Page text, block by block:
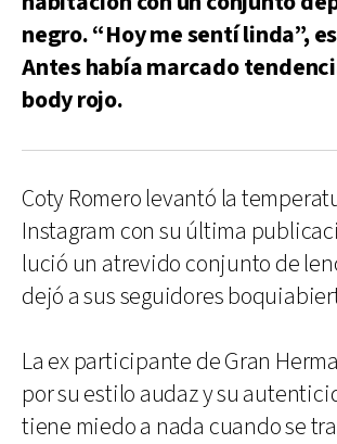
negro. “Hoy me sentí linda”,
Antes había marcado
body rojo.
Coty Romero levantó la
Instagram con su última
lució un atrevido conjunto de
dejó a sus seguidores
La ex participante de Gran
por su estilo audaz y su
tiene miedo a nada cuando se